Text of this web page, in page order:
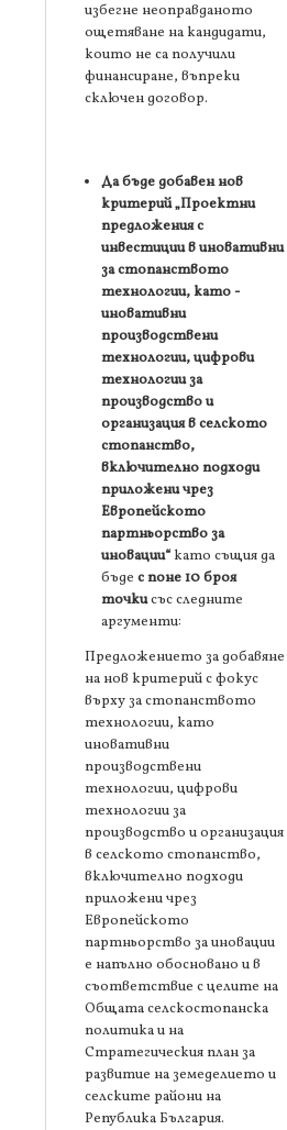
избегне неоправданото
ощетяване на кандидати,
които не са получили
финансиране, въпреки
сключен договор.
Да бъде добавен нов
критерий„Проектни
предложения с
инвестиции в иновативни
за стопанството
технологии, като -
иновативни
производствени
технологии, цифрови
технологии за
производство и
организация в селското
стопанство,
включително подходи
приложени чрез
Европейското
партньорство за
иновации“ като същия да
бъде с поне 10 броя
точкисъс следните
аргументи:
Предложението за добавяне
на нов критерий с фокус
върху за стопанството
технологии, като
иновативни
производствени
технологии, цифрови
технологии за
производство и организация
в селското стопанство,
включително подходи
приложени чрез
Европейското
партньорство за иновации
е напълно обосновано и в
съответствие с целите на
Общата селскостопанска
политика и на
Стратегическия план за
развитие на земеделието и
селските райони на
Република България.